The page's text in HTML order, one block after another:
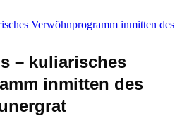
– kuliarisches
inmitten des